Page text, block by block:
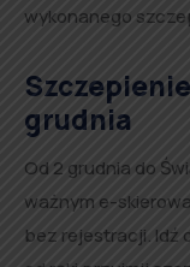
wykonanego
grudnia
Od 2 grudnia do
ważnym e-
bez rejestracji. Idź